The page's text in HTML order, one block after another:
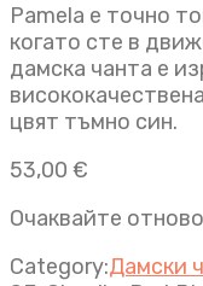
Pamela е точно
когато сте в
дамска чанта e
цвят тъмно син.
53,00 €
Очаквайте
Category:Дамски